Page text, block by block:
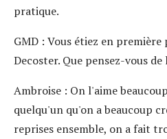
pratique.
GMD : Vous étiez en première
Decoster. Que pensez-vous de
Ambroise : On l'aime
quelqu'un qu'on a beaucoup
reprises ensemble, on a fait